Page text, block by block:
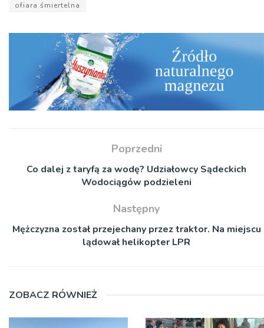
ofiara śmiertelna
Poprzedni
Co dalej z taryfą za wodę? Udziałowcy Sądeckich
Wodociągów podzieleni
Następny
Mężczyzna został przejechany przez traktor. Na miejscu
lądował helikopter LPR
ZOBACZ RÓWNIEŻ